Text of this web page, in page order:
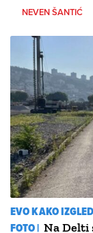
NEVEN ŠANTIĆ
EVO KAKO
FOTO | Na Delti